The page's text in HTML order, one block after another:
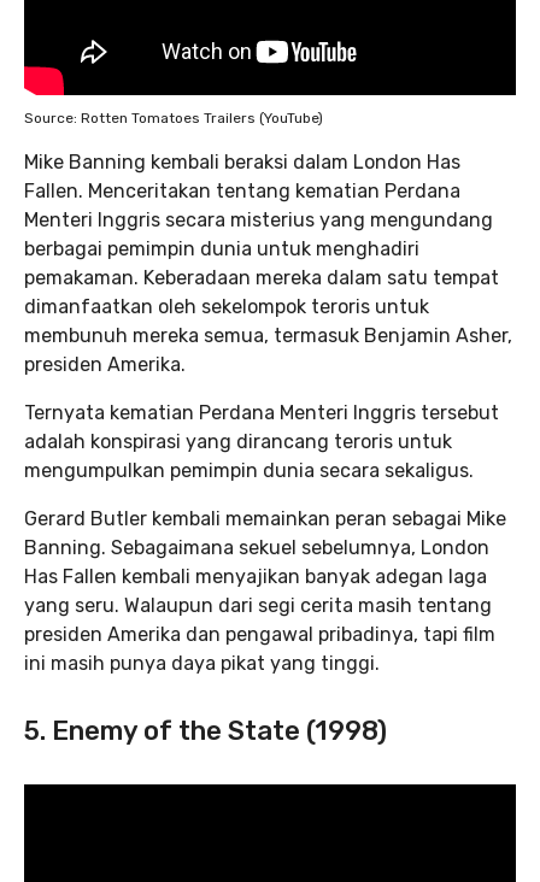
Source: Rotten Tomatoes Trailers (YouTube)
Mike Banning kembali beraksi dalam London Has
Fallen. Menceritakan tentang kematian Perdana
Menteri Inggris secara misterius yang mengundang
berbagai pemimpin dunia untuk menghadiri
pemakaman. Keberadaan mereka dalam satu tempat
dimanfaatkan oleh sekelompok teroris untuk
membunuh mereka semua, termasuk Benjamin Asher,
presiden Amerika.
Ternyata kematian Perdana Menteri Inggris tersebut
adalah konspirasi yang dirancang teroris untuk
mengumpulkan pemimpin dunia secara sekaligus.
Gerard Butler kembali memainkan peran sebagai Mike
Banning. Sebagaimana sekuel sebelumnya, London
Has Fallen kembali menyajikan banyak adegan laga
yang seru. Walaupun dari segi cerita masih tentang
presiden Amerika dan pengawal pribadinya, tapi film
ini masih punya daya pikat yang tinggi.
5. Enemy of the State (1998)